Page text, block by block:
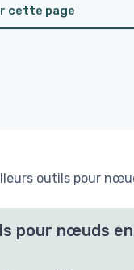
cette page
outils pour
pour nœuds